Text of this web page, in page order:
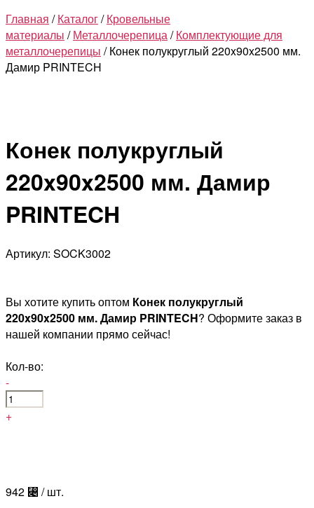
Главная /Каталог/Кровельные
материалы /Металлочерепица/Комплектующие для
металлочерепицы / Конек полукруглый 220x90x2500 мм.
Дамир PRINTECH
Конек полукруглый
220x90x2500 мм. Дамир
PRINTECH
Артикул: SOCK3002
Вы хотите купить оптом Конек полукруглый
220x90x2500 мм. Дамир PRINTECH? Оформите заказ в
нашей компании прямо сейчас!
Кол-во:
-
+
942 ⃄ / шт.